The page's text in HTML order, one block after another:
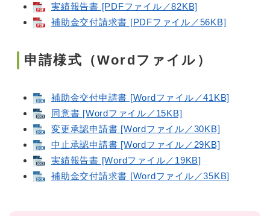
実績報告書 [PDFファイル／82KB]
補助金交付請求書 [PDFファイル／56KB]
申請様式（Wordファイル）
補助金交付申請書 [Wordファイル／41KB]
同意書 [Wordファイル／15KB]
変更承認申請書 [Wordファイル／30KB]
中止承認申請書 [Wordファイル／29KB]
実績報告書 [Wordファイル／19KB]
補助金交付請求書 [Wordファイル／35KB]